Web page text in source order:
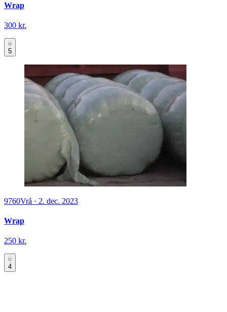
Wrap
300 kr.
5
9760Vrå · 2. dec. 2023
Wrap
250 kr.
4